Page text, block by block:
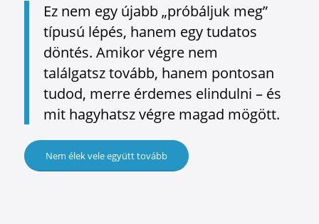
Ez nem egy újabb „próbáljuk meg”
típusú lépés, hanem egy tudatos
döntés. Amikor végre nem
találgatsz tovább, hanem pontosan
tudod, merre érdemes elindulni – és
mit hagyhatsz végre magad mögött.
Nem élek vele együtt tovább